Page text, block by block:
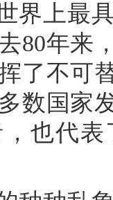
界上最
80年来
了不可
数国家
也代